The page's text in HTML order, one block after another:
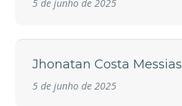
5 de junho de 2025
Jhonatan Costa Messias
5 de junho de 2025